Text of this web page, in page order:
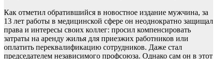
Как отметил обратившийся в новостное издание мужчина, за
13 лет работы в медицинской сфере он неоднократно защищал
права и интересы своих коллег: просил компенсировать
затраты на аренду жилья для приезжих работников или
оплатить переквалификацию сотрудников. Даже стал
председателем независимого профсоюза. Однако сам он в этот